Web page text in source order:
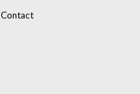
Contact